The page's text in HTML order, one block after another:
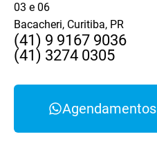
03 e 06
Bacacheri, Curitiba, PR
(41) 9 9167 9036
(41) 3274 0305
Agendamentos